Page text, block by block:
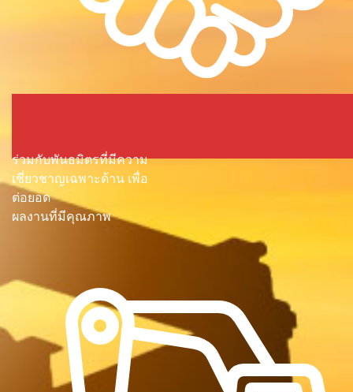
ร่วมกับพันธมิตรที่มีความ
เชี่ยวชาญเฉพาะด้าน เพื่อ
ต่อยอด
ผลงานที่มีคุณภาพ